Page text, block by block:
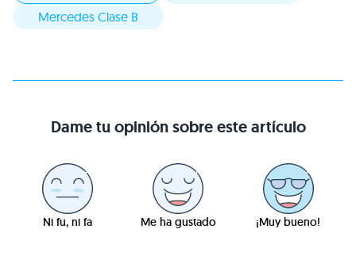
Mercedes Clase B
Dame tu opinión sobre este artículo
Ni fu, ni fa Me ha gustado ¡Muy bueno!